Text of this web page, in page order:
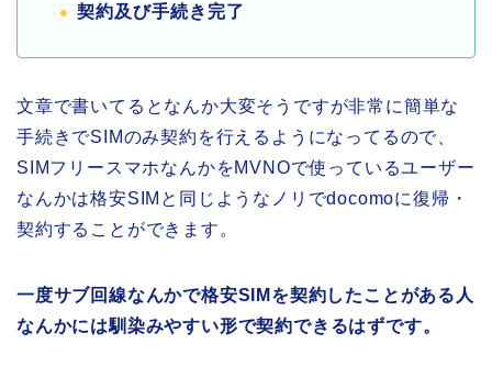
契約及び手続き完了
文章で書いてるとなんか大変そうですが非常に簡単な
手続きでSIMのみ契約を行えるようになってるので、
SIMフリースマホなんかをMVNOで使っているユーザー
なんかは格安SIMと同じようなノリでdocomoに復帰・
契約することができます。
一度サブ回線なんかで格安SIMを契約したことがある人
なんかには馴染みやすい形で契約できるはずです。